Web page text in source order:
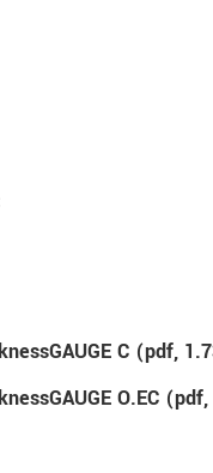
C (pdf,
O.EC (pdf